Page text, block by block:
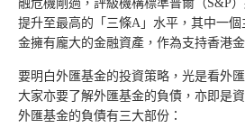
融危機剛過，評級機構標準普爾（S&P
提升至最高的「三條A」水平，其中一
金擁有龐大的金融資產，作為支持香港
要明白外匯基金的投資策略，光是看外
大家亦要了解外匯基金的負債，亦即是
外匯基金的負債有三大部份：